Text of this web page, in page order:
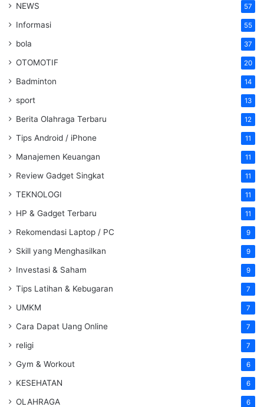
NEWS 57
Informasi 55
bola 37
OTOMOTIF 20
Badminton 14
sport 13
Berita Olahraga Terbaru 12
Tips Android / iPhone 11
Manajemen Keuangan 11
Review Gadget Singkat 11
TEKNOLOGI 11
HP & Gadget Terbaru 11
Rekomendasi Laptop / PC 9
Skill yang Menghasilkan 9
Investasi & Saham 9
Tips Latihan & Kebugaran 7
UMKM 7
Cara Dapat Uang Online 7
religi 7
Gym & Workout 6
KESEHATAN 6
OLAHRAGA 6